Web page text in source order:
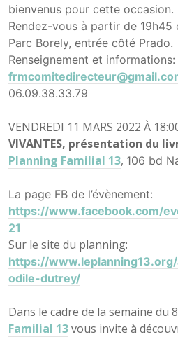
bienvenus pour cette occasion.
Rendez-vous à partir de 19h45
Parc Borely, entrée côté Prado.
Renseignement et informations:
06.09.38.33.79
VENDREDI 11 MARS 2022 À
VIVANTES, présentation du
Planning Familial 13, 106 bd
La page FB de l’évènement:
https://www.facebook.com/
21
Sur le site du planning:
https://
odile-dutrey/
Dans le cadre de la semaine du
Familial 13vous invite à